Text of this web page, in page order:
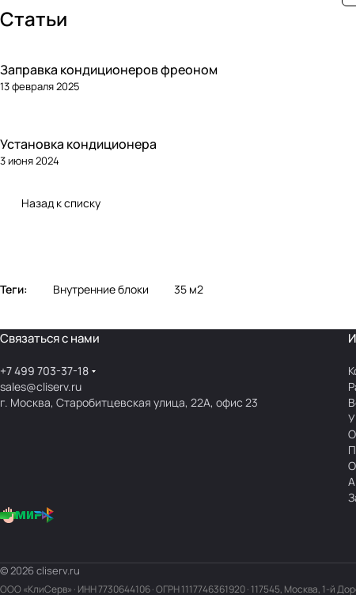
Статьи
Заправка кондиционеров фреоном
13 февраля 2025
Установка кондиционера
3 июня 2024
Назад к списку
Теги: Внутренние блоки 35 м2
Связаться с нами
+7 499 703-37-18
sales@cliserv.ru
г. Москва, Старобитцевская улица, 22А, офис 23
© 2026 cliserv.ru
ООО «КлиСерв» · ИНН7730644106· ОГРН 1117746361920 · 117545, Москва, 1-й